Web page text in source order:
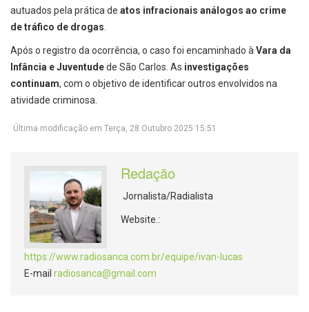
autuados pela prática de atos infracionais análogos ao crime
de tráfico de drogas
Após o registro da ocorrência, o caso foi encaminhado à Vara da
Infância e Juventudede São Carlos. As investigações
continuam, com o objetivo de identificar outros envolvidos na
atividade criminosa.
Última modificação em Terça, 28 Outubro 2025 15:51
Redação
Jornalista/Radialista
Website.:
https://www.radiosanca.com.br/equipe/ivan-lucas
E-mail radiosanca@gmail.com